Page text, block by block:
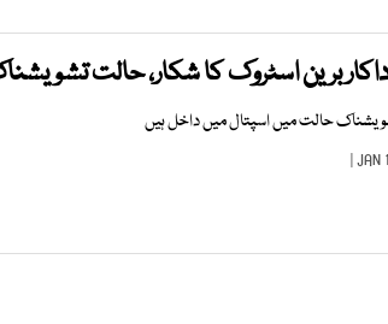
برین اسٹروک کا شکار، حالت
تشویشناک حالت میں اسپتال میں داخل ہیں